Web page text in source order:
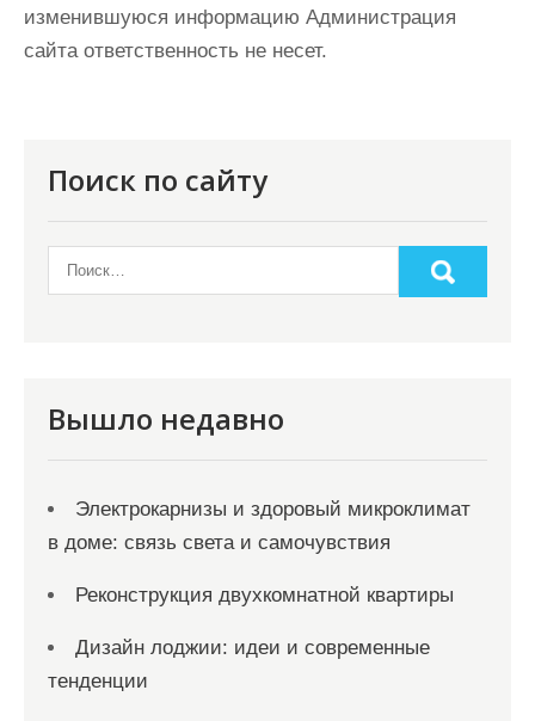
изменившуюся информацию Администрация
сайта ответственность не несет.
Поиск по сайту
Вышло недавно
Электрокарнизы и здоровый микроклимат
в доме: связь света и самочувствия
Реконструкция двухкомнатной квартиры
Дизайн лоджии: идеи и современные
тенденции